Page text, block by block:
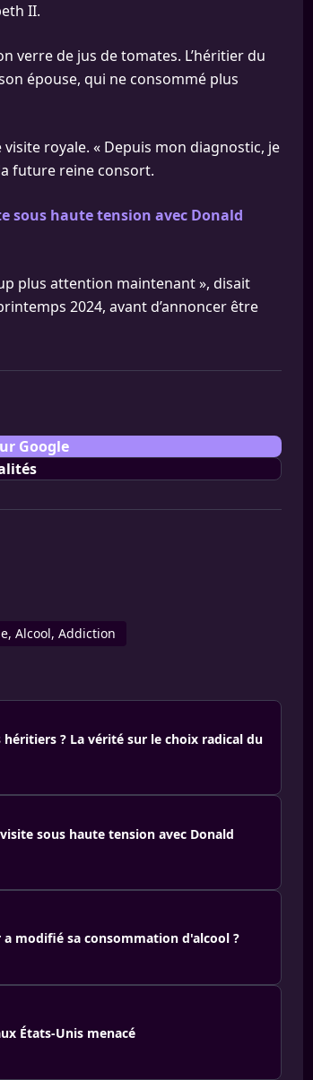
II.
verre de jus de tomates. L’héritier du
épouse, qui ne consommé plus
visite royale. « Depuis mon diagnostic, je
future reine consort.
sous haute tension avec Donald
plus attention maintenant », disait
2024, avant d’annoncer être
Google
Alcool, Addiction
? La vérité sur le choix radical du
sous haute tension avec Donald
modifié sa consommation d'alcool ?
États-Unis menacé